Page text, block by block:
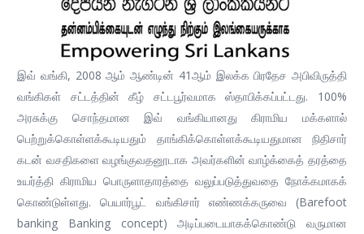
இவ் வங்கி, 2008 ஆம் ஆண்டின் 41ஆம் இலக்க பிரதேச அபிவிருத்தி
வங்கிகள் சட்டத்தின் கீழ் சட்டபூர்வமாக ஸ்தாபிக்கப்பட்டது. 100%
அரசுக்கு சொந்தமான இவ் வங்கியானது கிராமிய மக்களால்
பெற்றுக்கொள்ளக்கூடியதும் தாங்கிக்கொள்ளக்கூடியதுமான நிதிசார்
கடன் வசதிகளை வழங்குவதனூடாக அவர்களின் வாழ்க்கைத் தரத்தை
உயர்த்தி கிராமிய பொருளாதாரத்தை வலுப்படுத்துவதை நோக்கமாகக்
கொண்டுள்ளது. பெயார்பூட் வங்கிசார் எண்ணக்கருவை (Barefoot
banking Banking concept) அடிப்படையாகக்கொண்டு வருமான